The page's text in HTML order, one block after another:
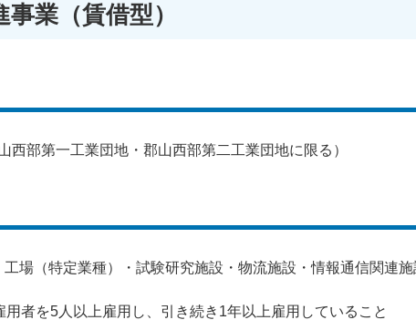
業（賃借型）
西部第一工業団地・郡山西部第二工業団地に限る）
場（特定業種）・試験研究施設・物流施設・情報通信関連施
者を5人以上雇用し、引き続き1年以上雇用していること